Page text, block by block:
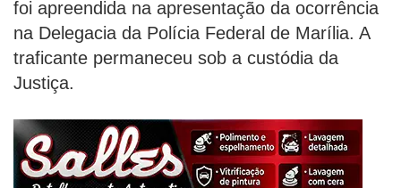
foi apreendida na apresentação da ocorrência
na Delegacia da Polícia Federal de Marília. A
traficante permaneceu sob a custódia da
Justiça.